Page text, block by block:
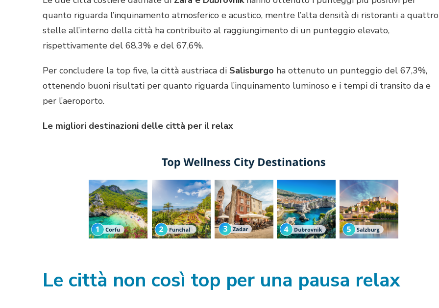
quanto riguarda l’inquinamento atmosferico e acustico, mentre l’alta densità di ristoranti a quattro
stelle all’interno della città ha contribuito al raggiungimento di un punteggio elevato,
rispettivamente del 68,3% e del 67,6%.
Per concludere la top five, la città austriaca di Salisburgo ha ottenuto un punteggio del 67,3%,
ottenendo buoni risultati per quanto riguarda l’inquinamento luminoso e i tempi di transito da e
per l’aeroporto.
Le migliori destinazioni delle città per il relax
Le città non così top per una pausa relax